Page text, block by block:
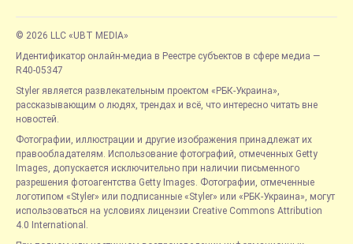
© 2026 LLC «UBT MEDIA»
Идентификатор онлайн-медиа в Реестре субъектов в сфере медиа —
R40-05347
Styler является развлекательным проектом «РБК-Украина»,
рассказывающим о людях, трендах и всё, что интересно читать вне
новостей.
Фотографии, иллюстрации и другие изображения принадлежат их
правообладателям. Использование фотографий, отмеченных Getty
Images, допускается исключительно при наличии письменного
разрешения фотоагентства Getty Images. Фотографии, отмеченные
логотипом «Styler» или подписанные «Styler» или «РБК-Украина», могут
использоваться на условиях лицензии Creative Commons Attribution
4.0 International.